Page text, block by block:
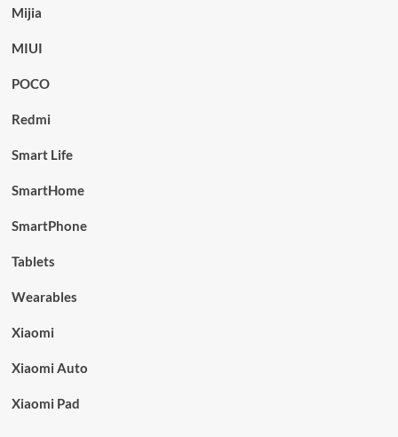
Mijia
MIUI
POCO
Redmi
Smart Life
SmartHome
SmartPhone
Tablets
Wearables
Xiaomi
Xiaomi Auto
Xiaomi Pad